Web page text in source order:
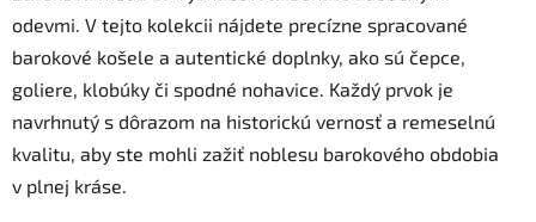
odevmi. V tejto kolekcii nájdete precízne spracované
barokové košele a autentické doplnky, ako sú čepce,
goliere, klobúky či spodné nohavice. Každý prvok je
navrhnutý s dôrazom na historickú vernosť a remeselnú
kvalitu, aby ste mohli zažiť noblesu barokového obdobia
v plnej kráse.